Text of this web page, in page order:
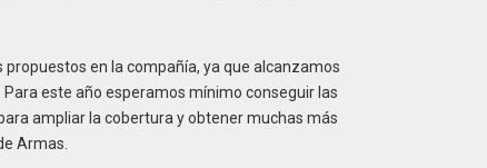
en la compañía, ya que alcanzamos
este año esperamos mínimo conseguir las
ampliar la cobertura y obtener muchas más
Armas.